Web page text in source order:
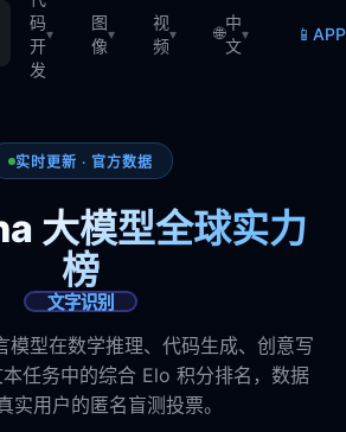
码
开
发
▾
图
像
▾
视
频
▾ 🌐
中
文
▾ 📱
实时更新 · 官方数据
大模型全球实力
榜
文字识别
模型在数学推理、代码生成、创意写
任务中的综合 Elo 积分排名，数据
实用户的匿名盲测投票。